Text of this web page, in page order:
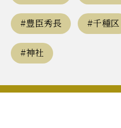
秀長関連 史跡 一覧
秀長グルメ・土産一覧
名古屋＜秀長＞観光モデ
#豊臣秀長 #千種区
#神社